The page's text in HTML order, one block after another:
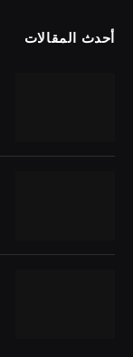
أحدث المقالات